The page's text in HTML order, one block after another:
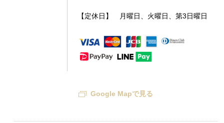
【定休日】 月曜日、火曜日、第3日曜日
Google Mapで見る